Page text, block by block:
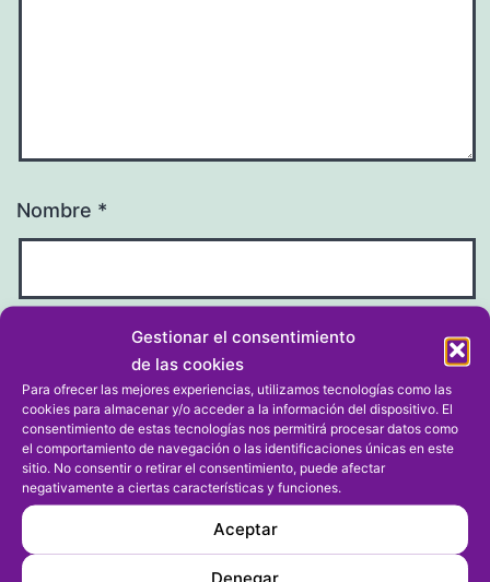
Gestionar el consentimiento
de las cookies
Para ofrecer las mejores experiencias, utilizamos tecnologías como las
cookies para almacenar y/o acceder a la información del dispositivo. El
consentimiento de estas tecnologías nos permitirá procesar datos como
el comportamiento de navegación o las identificaciones únicas en este
sitio. No consentir o retirar el consentimiento, puede afectar
negativamente a ciertas características y funciones.
Aceptar
Denegar
Nombre *
Correo electrónico*
Web